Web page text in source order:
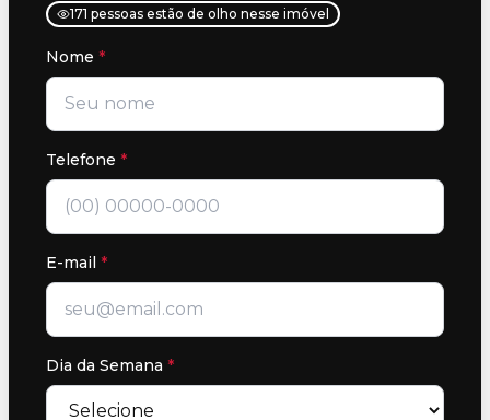
171 pessoas estão de olho nesse imóvel
Nome *
Telefone *
E-mail *
Dia da Semana *